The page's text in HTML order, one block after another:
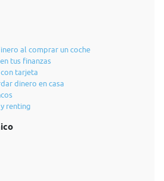
al comprar un coche
tus finanzas
tarjeta
dinero en casa
renting